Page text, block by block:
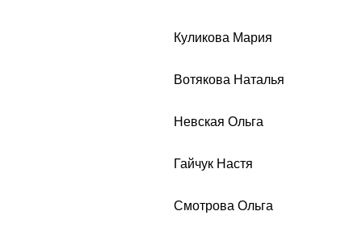
Куликова Мария
Вотякова Наталья
Невская Ольга
Гайчук Настя
Смотрова Ольга